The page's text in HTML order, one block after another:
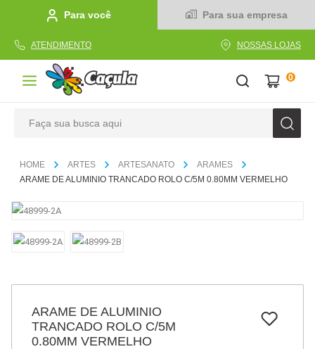
Para você Para sua empresa
ATENDIMENTO NOSSAS LOJAS
0
ARTES ARTESANATO
ARAMES
ARAME DE ALUMINIO TRANCADO ROLO C/5M 0.80MM VERMELHO
ARAME DE ALUMINIO
TRANCADO ROLO C/5M
0.80MM VERMELHO
1º caderno
2
pincel